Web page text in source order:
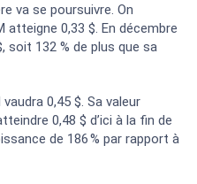
va se poursuivre. On
atteigne 0,33 $. En décembre
soit 132 % de plus que sa
0,45 $. Sa valeur
0,48 $ d’ici à la fin de
de 186 % par rapport à